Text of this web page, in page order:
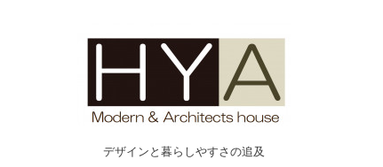
デザインと暮らしやすさの追及